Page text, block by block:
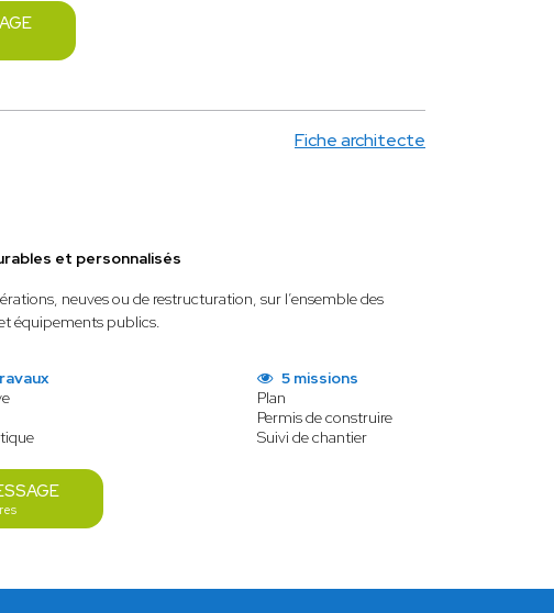
Fiche architecte
et personnalisés
neuves ou de restructuration, sur l’ensemble des
équipements publics.
5 missions
Plan
Permis de construire
Suivi de chantier